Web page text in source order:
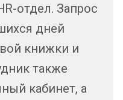
отдел. Запрос
дней
книжки и
также
кабинет, а